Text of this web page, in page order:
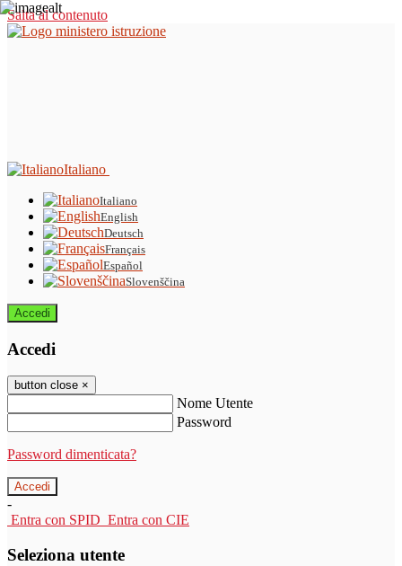
Salta al contenuto
Italiano
Italiano
English
Deutsch
Français
Español
Slovenščina
Accedi
Accedi
button close ×
Nome Utente
Password
Password dimenticata?
-
Entra con SPID Entra con CIE
Seleziona utente